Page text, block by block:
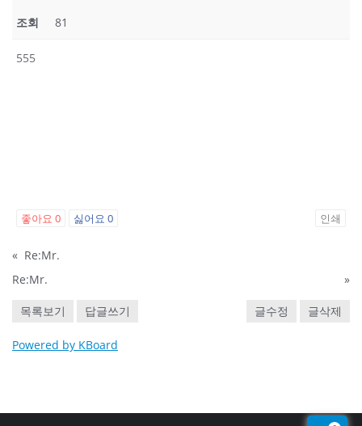
조회 81
555
좋아요 0 싫어요 0 인쇄
« Re:Mr.
Re:Mr.
»
목록보기 답글쓰기 글수정 글삭제
Powered by KBoard